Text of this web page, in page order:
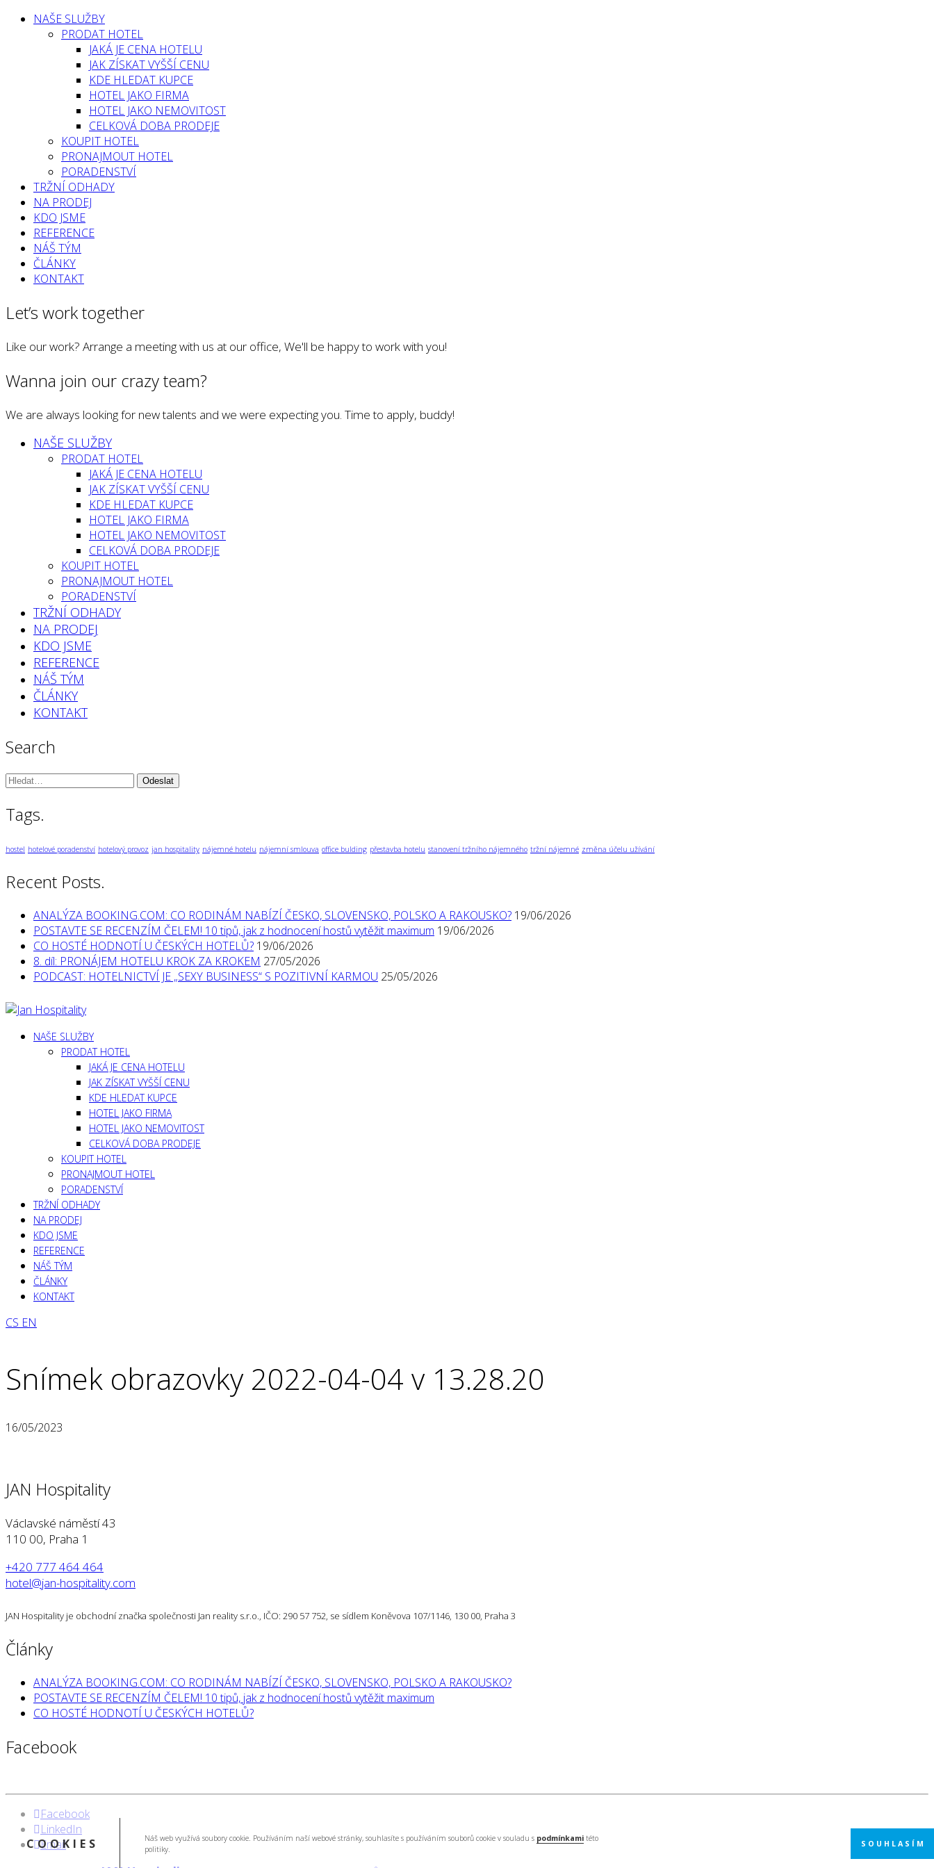
COOKIES Náš web využívá soubory cookie. Používáním naší webové stránky, souhlasíte s používáním souborů cookie v souladu s podmínkami této
politiky.
SOUHLASÍM
NAŠE SLUŽBY
PRODAT HOTEL
JAKÁ JE CENA HOTELU
JAK ZÍSKAT VYŠŠÍ CENU
KDE HLEDAT KUPCE
HOTEL JAKO FIRMA
HOTEL JAKO NEMOVITOST
CELKOVÁ DOBA PRODEJE
KOUPIT HOTEL
PRONAJMOUT HOTEL
PORADENSTVÍ
TRŽNÍ ODHADY
NA PRODEJ
KDO JSME
REFERENCE
NÁŠ TÝM
ČLÁNKY
KONTAKT
Let’s work together
Like our work? Arrange a meeting with us at our office, We'll be happy to work with you!
Wanna join our crazy team?
We are always looking for new talents and we were expecting you. Time to apply, buddy!
NAŠE SLUŽBY
PRODAT HOTEL
JAKÁ JE CENA HOTELU
JAK ZÍSKAT VYŠŠÍ CENU
KDE HLEDAT KUPCE
HOTEL JAKO FIRMA
HOTEL JAKO NEMOVITOST
CELKOVÁ DOBA PRODEJE
KOUPIT HOTEL
PRONAJMOUT HOTEL
PORADENSTVÍ
TRŽNÍ ODHADY
NA PRODEJ
KDO JSME
REFERENCE
NÁŠ TÝM
ČLÁNKY
KONTAKT
Search
Vyhledávání:
Tags.
hostel hotelové poradenství hotelový provoz jan hospitality nájemné hotelu nájemní smlouva office bulding přestavba hotelu stanovení tržního nájemného tržní nájemné změna účelu užívání
Recent Posts.
ANALÝZA BOOKING.COM: CO RODINÁM NABÍZÍ ČESKO, SLOVENSKO, POLSKO A RAKOUSKO? 19/06/2026
POSTAVTE SE RECENZÍM ČELEM! 10 tipů, jak z hodnocení hostů vytěžit maximum 19/06/2026
CO HOSTÉ HODNOTÍ U ČESKÝCH HOTELŮ? 19/06/2026
8. díl: PRONÁJEM HOTELU KROK ZA KROKEM 27/05/2026
PODCAST: HOTELNICTVÍ JE „SEXY BUSINESS“ S POZITIVNÍ KARMOU 25/05/2026
NAŠE SLUŽBY
PRODAT HOTEL
JAKÁ JE CENA HOTELU
JAK ZÍSKAT VYŠŠÍ CENU
KDE HLEDAT KUPCE
HOTEL JAKO FIRMA
HOTEL JAKO NEMOVITOST
CELKOVÁ DOBA PRODEJE
KOUPIT HOTEL
PRONAJMOUT HOTEL
PORADENSTVÍ
TRŽNÍ ODHADY
NA PRODEJ
KDO JSME
REFERENCE
NÁŠ TÝM
ČLÁNKY
KONTAKT
CS EN
Snímek obrazovky 2022-04-04 v 13.28.20
16/05/2023
JAN Hospitality
Václavské náměstí 43
110 00, Praha 1
+420 777 464 464
hotel@jan-hospitality.com
JAN Hospitality je obchodní značka společnosti Jan reality s.r.o., IČO: 290 57 752, se sídlem Koněvova 107/1146, 130 00, Praha 3
Články
ANALÝZA BOOKING.COM: CO RODINÁM NABÍZÍ ČESKO, SLOVENSKO, POLSKO A RAKOUSKO?
POSTAVTE SE RECENZÍM ČELEM! 10 tipů, jak z hodnocení hostů vytěžit maximum
CO HOSTÉ HODNOTÍ U ČESKÝCH HOTELŮ?
Facebook
Facebook
LinkedIn
Email